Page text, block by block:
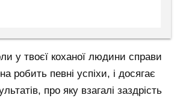
у твоєї коханої людини справи
робить певні успіхи, і досягає
про яку взагалі заздрість